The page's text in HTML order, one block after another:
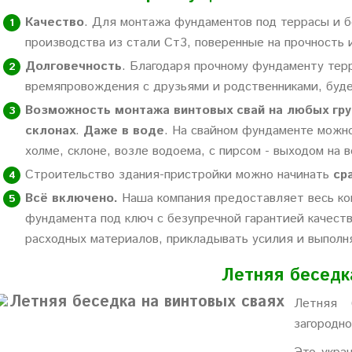
Качество. Для монтажа фундаментов под террасы и
производства из стали Ст3, поверенные на
Долговечность. Благодаря прочному фундаменту
времяпровождения с друзьями и родственниками,
Возможность монтажа винтовых свай на любых
склонах. Даже в воде. На свайном фундаменте
холме, склоне, возле водоема, с пирсом - выходом на
Строительство здания-пристройки можно начинать
Всё включено. Наша компания предоставляет весь
фундамента под ключ с безупречной гарантией
расходных материалов, прикладывать усилия и
Летняя
Летняя